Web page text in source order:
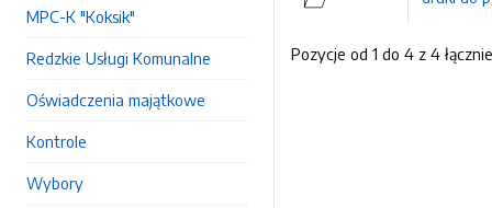
MPC-K "Koksik"
Redzkie Usługi Komunalne
Oświadczenia majątkowe
Kontrole
Wybory
Pozycje od 1 do 4 z 4 łącznie